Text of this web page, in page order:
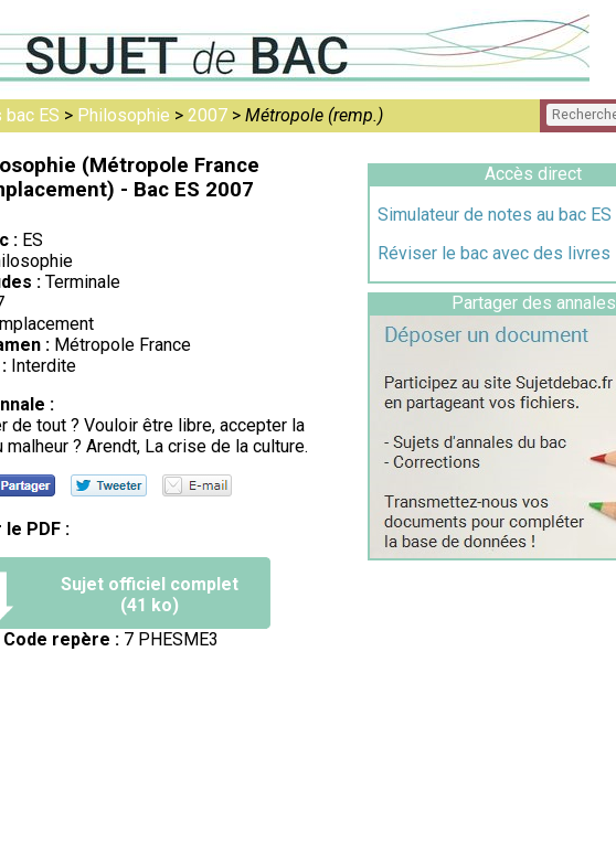
bac ES > Philosophie > 2007 > Métropole (remp.)
(Métropole France
- Bac ES 2007
: ES
: Terminale
: Métropole France
Interdite
:
de tout ? Vouloir être libre, accepter la
? Arendt, La crise de la culture.
PDF :
Sujet officiel complet
(41 ko)
Code repère :7 PHESME3
Accès direct
Simulateur de notes au bac ES
Réviser le bac avec des livres
Partager des annales